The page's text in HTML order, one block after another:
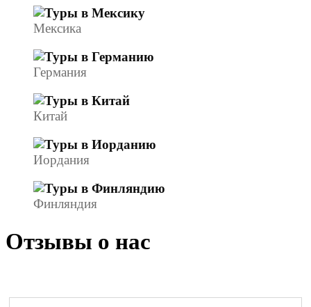
Мексика
Германия
Китай
Иордания
Финляндия
Отзывы о нас